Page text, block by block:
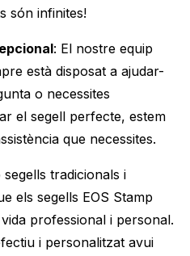
són infinites!
: El nostre equip
està disposat a ajudar-
o necessites
el segell perfecte, estem
que necessites.
tradicionals i
els segells EOS Stamp
professional i personal.
i personalitzat avui